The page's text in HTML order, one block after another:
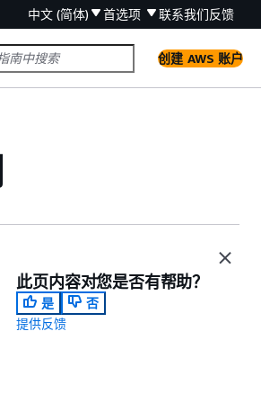
中文 (简体) 首选项 联系我们反馈
创建 AWS 账户
此页内容对您是否有帮助？
是
否
提供反馈